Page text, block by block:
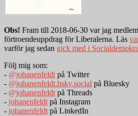
Obs! Fram till 2018-06-30 var jag
förtroendeuppdrag för Liberalerna. Läs
varför jag sedan gick med i
Följ mig som:
- @johanenfeldt på Twitter
- @johanenfeldt.bsky.social på Bluesky
- @johanenfeldt på Threads
- johanenfeldt på Instagram
- johanenfeldt på LinkedIn